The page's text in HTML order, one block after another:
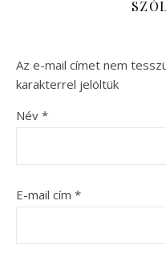
Az e-mail címet nem
karakterrel jelöltük
Név *
E-mail cím *